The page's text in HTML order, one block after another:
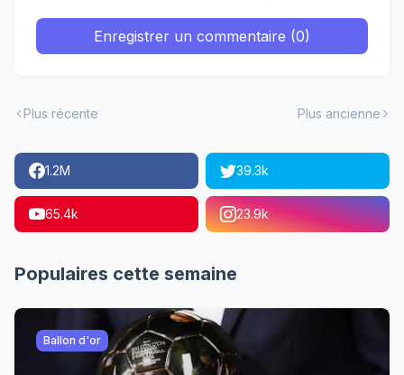
Enregistrer un commentaire (0)
Plus récente Plus ancienne
1.2M 39.3k
65.4k 23.9k
Populaires cette semaine
Ballon d'or